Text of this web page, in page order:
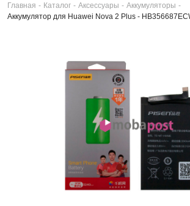
Главная - Каталог - Аксессуары - Аккумуляторы -
Аккумулятор для Huawei Nova 2 Plus -